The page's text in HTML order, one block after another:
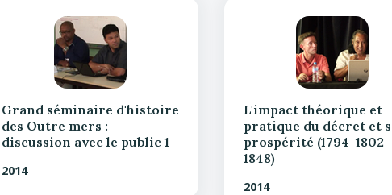
Grand séminaire d'histoire
des Outre mers :
discussion avec le public 1
2014
L'impact théorique et
pratique du décret et
prospérité (1794-1802-
1848)
2014